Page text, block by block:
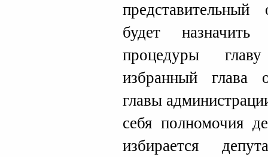
будет
процедуры
избранный глава
главы
себя полномочия
избирается